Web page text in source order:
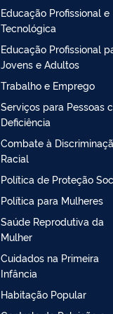
Educação Profissional e
Tecnológica
Educação Profissional
Jovens e Adultos
Trabalho e Emprego
Serviços para Pessoas
Deficiência
Combate à
Racial
Política de Proteção
Política para Mulheres
Saúde Reprodutiva da
Mulher
Cuidados na Primeira
Infância
Habitação Popular